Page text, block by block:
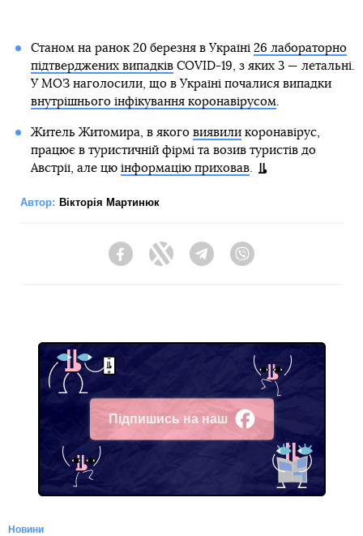
Станом на ранок 20 березня в Україні 26 лабораторно
підтверджених випадківCOVID-19, з яких 3 — летальні.
У МОЗ наголосили, що в Україні почалися випадки
внутрішнього інфікування коронавірусом.
Житель Житомира, в якого виявиликоронавірус,
працює в туристичній фірмі та возив туристів до
Австрії, але цю інформацію приховав.
Автор: Вікторія Мартинюк
FacebookTwitter Telegram
Підпишись на наш
Facebook
Новини